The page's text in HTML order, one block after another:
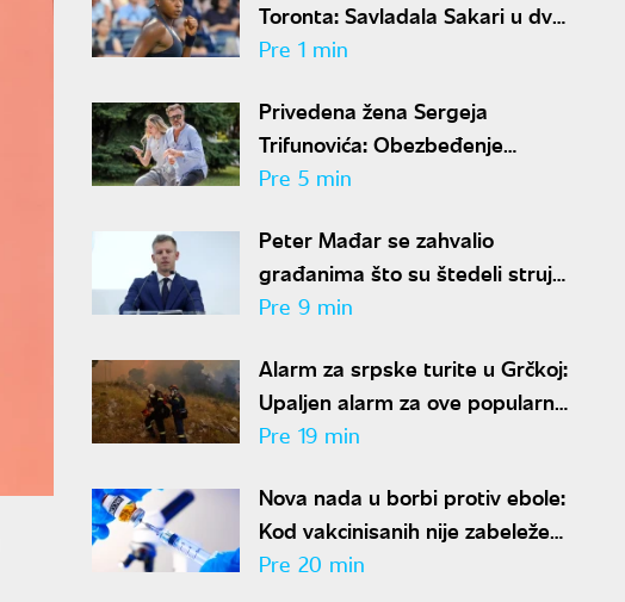
Toronta: Savladala Sakari u dva
seta
Pre 1 min
Privedena žena Sergeja
Trifunovića: Obezbeđenje
posumnjalo na krađu - odmah
Pre 5 min
Peter Mađar se zahvalio
građanima što su štedeli struju:
Očuvana energetska stabilnost
Pre 9 min
Alarm za srpske turite u Grčkoj:
Upaljen alarm za ove popularne
destinacije zbog opasnosti od
Pre 19 min
Nova nada u borbi protiv ebole:
Kod vakcinisanih nije zabeležen
nijedan smrtni slučaj
Pre 20 min